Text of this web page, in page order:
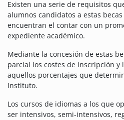
Existen una serie de requisitos
alumnos candidatos a estas
encuentran el contar con un
expediente académico.
Mediante la concesión de estas
parcial los costes de inscripción y
aquellos porcentajes que
Instituto.
Los cursos de idiomas a los que
ser intensivos, semi-intensivos,